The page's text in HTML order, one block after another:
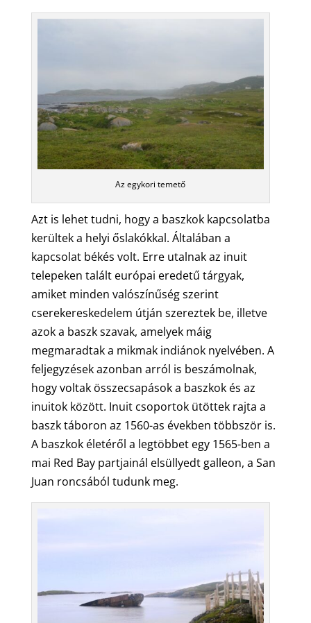
Az egykori temető
Azt is lehet tudni, hogy a baszkok kapcsolatba
kerültek a helyi őslakókkal. Általában a
kapcsolat békés volt. Erre utalnak az inuit
telepeken talált európai eredetű tárgyak,
amiket minden valószínűség szerint
cserekereskedelem útján szereztek be, illetve
azok a baszk szavak, amelyek máig
megmaradtak a mikmak indiánok nyelvében. A
feljegyzések azonban arról is beszámolnak,
hogy voltak összecsapások a baszkok és az
inuitok között. Inuit csoportok ütöttek rajta a
baszk táboron az 1560-as években többször is.
A baszkok életéről a legtöbbet egy 1565-ben a
mai Red Bay partjainál elsüllyedt galleon, a San
Juan roncsából tudunk meg.